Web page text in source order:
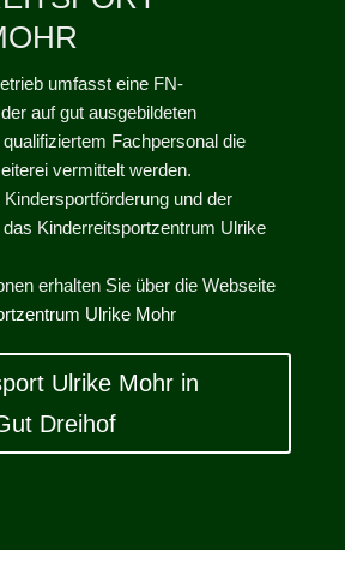
umfasst eine FN-
auf gut ausgebildeten
Fachpersonal die
vermittelt werden.
und der
Kinderreitsportzentrum Ulrike
erhalten Sie über die Webseite
Ulrike Mohr
Ulrike Mohr in
Dreihof